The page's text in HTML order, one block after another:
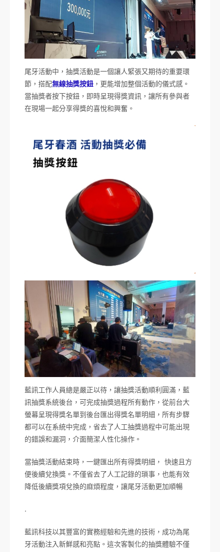
尾牙活動中，抽獎活動是一個讓人緊張又期待的重要環
節，搭配無線抽獎按鈕 ，更能增加整個活動的儀式感。
當抽獎者按下按鈕，即時呈現得獎資訊，讓所有參與者
在現場一起分享得獎的喜悅和興奮。
藍訊工作人員總是嚴正以待，讓抽獎活動順利圓滿，藍
訊抽獎系統後台，可完成抽獎過程所有動作，從前台大
螢幕呈現得獎名單到後台匯出得獎名單明細，所有步驟
都可以在系統中完成，省去了人工抽獎過程中可能出現
的錯誤和漏洞，介面簡潔人性化操作。
當抽獎活動結束時，一鍵匯出所有得獎明細， 快速且方
便後續兌換獎。不僅省去了人工記錄的瑣事，也能有效
降低後續獎項兌換的麻煩程度，讓尾牙活動更加順暢
.
藍訊科技以其豐富的實務經驗和先進的技術，成功為尾
牙活動注入新鮮感和亮點。這次客製化的抽獎體驗不僅